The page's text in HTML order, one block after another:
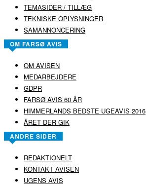
TEMASIDER / TILLÆG
TEKNISKE OPLYSNINGER
SAMANNONCERING
OM FARSØ AVIS
OM AVISEN
MEDARBEJDERE
GDPR
FARSØ AVIS 60 ÅR
HIMMERLANDS BEDSTE UGEAVIS 2016
ÅRET DER GIK
ANDRE SIDER
REDAKTIONELT
KONTAKT AVISEN
UGENS AVIS